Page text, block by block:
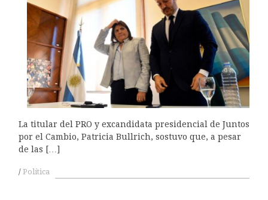
La titular del PRO y excandidata presidencial de Juntos
por el Cambio, Patricia Bullrich, sostuvo que, a pesar
de las […]
Política